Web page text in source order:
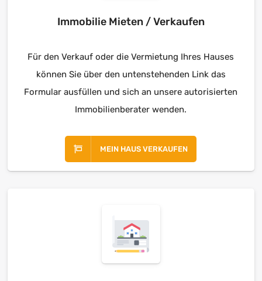
Immobilie Mieten / Verkaufen
Für den Verkauf oder die Vermietung Ihres Hauses
können Sie über den untenstehenden Link das
Formular ausfüllen und sich an unsere autorisierten
Immobilienberater wenden.
MEIN HAUS VERKAUFEN